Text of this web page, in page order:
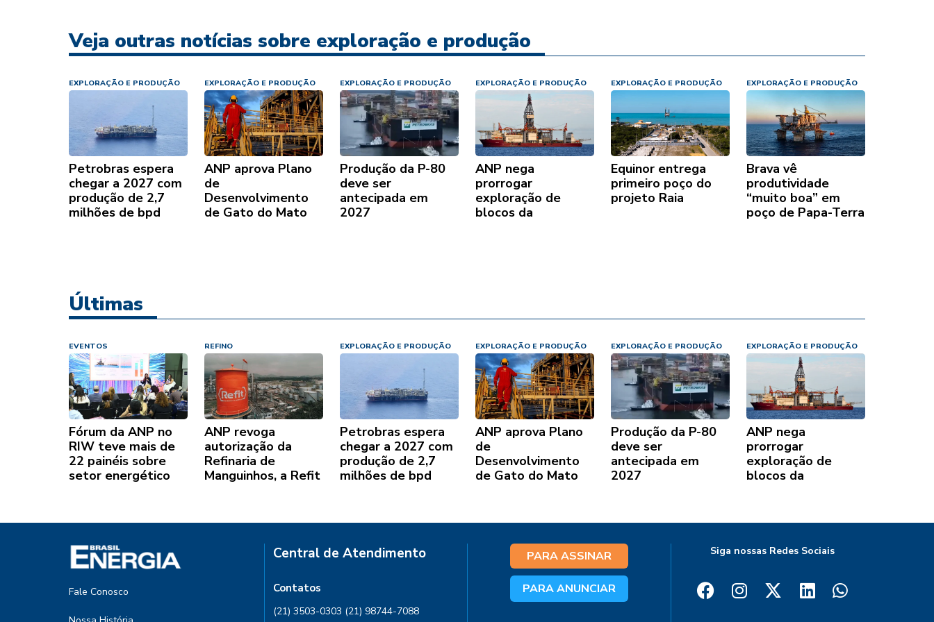
Veja outras notícias sobre exploração e produção
EXPLORAÇÃO E PRODUÇÃO
Petrobras espera
chegar a 2027 com
produção de 2,7
milhões de bpd
EXPLORAÇÃO E PRODUÇÃO
ANP aprova Plano
de
Desenvolvimento
de Gato do Mato
EXPLORAÇÃO E PRODUÇÃO
Produção da P-80
deve ser
antecipada em
2027
EXPLORAÇÃO E PRODUÇÃO
ANP nega
prorrogar
exploração de
blocos da
EXPLORAÇÃO E PRODUÇÃO
Equinor entrega
primeiro poço do
projeto Raia
EXPLORAÇÃO E PRODUÇÃO
Brava vê
produtividade
“muito boa” em
poço de Papa-Terra
Últimas
EVENTOS
Fórum da ANP no
RIW teve mais de
22 painéis sobre
setor energético
REFINO
ANP revoga
autorização da
Refinaria de
Manguinhos, a Refit
EXPLORAÇÃO E PRODUÇÃO
Petrobras espera
chegar a 2027 com
produção de 2,7
milhões de bpd
EXPLORAÇÃO E PRODUÇÃO
ANP aprova Plano
de
Desenvolvimento
de Gato do Mato
EXPLORAÇÃO E PRODUÇÃO
Produção da P-80
deve ser
antecipada em
2027
EXPLORAÇÃO E PRODUÇÃO
ANP nega
prorrogar
exploração de
blocos da
Fale Conosco
Central de Atendimento
Contatos
(21) 3503-0303 (21) 98744-7088
PARA ASSINAR
PARA ANUNCIAR
Siga nossas Redes Sociais